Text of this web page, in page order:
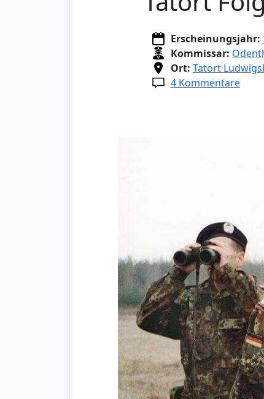
Erscheinungsjahr:
Kommissar:
Ort: Tatort
4 Kommentare